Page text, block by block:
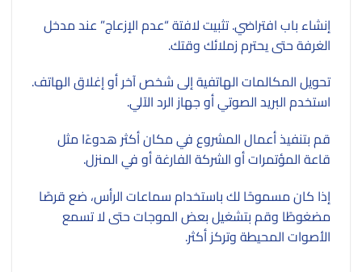
إنشاء باب افتراضي. تثبيت لافتة “عدم الإزعاج” عند مدخل
الغرفة حتى يحترم زملائك وقتك.
تحويل المكالمات الهاتفية إلى شخص آخر أو إغلاق الهاتف.
استخدم البريد الصوتي أو جهاز الرد الآلي.
قم بتنفيذ أعمال المشروع في مكان أكثر هدوءًا مثل
قاعة المؤتمرات أو الشركة الفارغة أو في المنزل.
إذا كان مسموحًا لك باستخدام سماعات الرأس، ضع قرصًا
مضغوطًا وقم بتشغيل بعض الموجات حتى لا تسمع
الأصوات المحيطة وتركز أكثر.